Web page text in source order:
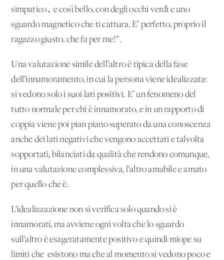
simpatico… e così bello, con degli occhi verdi e uno
sguardo magnetico che ti cattura. E’ perfetto, proprio il
ragazzo giusto, che fa per me!”.
Una valutazione simile dell’altro è tipica della fase
dell’innamoramento, in cui la persona viene idealizzata:
si vedono solo i suoi lati positivi. E’ un fenomeno del
tutto normale per chi è innamorato, e in un rapporto di
coppia viene poi pian piano superato da una conoscenza
anche dei lati negativi che vengono accettati e talvolta
sopportati, bilanciati da qualità che rendono comunque,
in una valutazione complessiva, l’altro amabile e amato
per quello che è.
L’idealizzazione non si verifica solo quando si è
innamorati, ma avviene ogni volta che lo sguardo
sull’altro è esageratamente positivo e quindi miope su
limiti che esistono ma che al momento si vedono poco e